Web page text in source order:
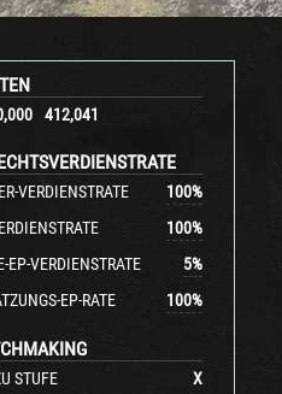
412,041
VERDIENSTRATE 100%
100%
EP-VERDIENSTRATE
5%
EP-RATE
100%
STUFE X